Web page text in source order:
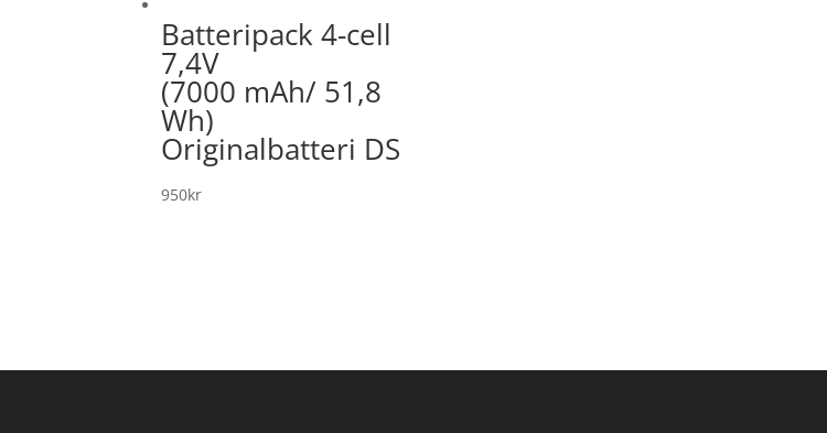
Batteripack 4-cell
7,4V
(7000 mAh/ 51,8
Wh)
Originalbatteri DS
950kr